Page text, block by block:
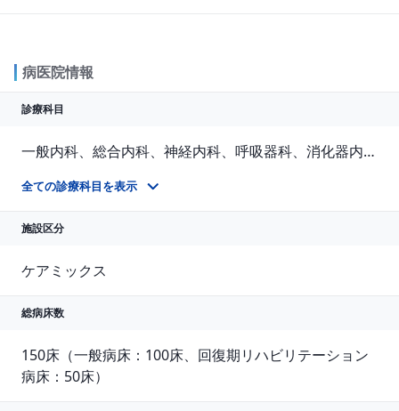
病医院情報
診療科目
一般内科、総合内科、神経内科、呼吸器科、消化器内科、循環器科、外科、整形外科、皮膚科、泌尿器科、肛門科、婦人科、放射線科、リハビリテーション科、麻酔科
全ての診療科目を表示
施設区分
ケアミックス
総病床数
150床（一般病床：100床、回復期リハビリテーション
病床：50床）